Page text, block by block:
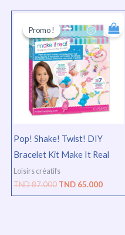
Promo !
Pop! Shake! Twist! DIY
Bracelet Kit Make It Real
Promo !
Loisirs créatifs
TND87.000
prix
initial
était :
TND
87.000.
TND 65.000
prix
actuel
est :
TND
65.000.